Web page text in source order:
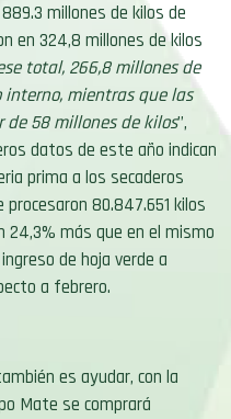
millones de kilos de
en 324,8 millones de kilos
total, 266,8 millones de
interno, mientras que las
de 58 millones de kilos”,
datos de este año indican
prima a los secaderos
80.847.651 kilos
24,3% más que en el mismo
de hoja verde a
a febrero.
es ayudar, con la
Mate se comprará